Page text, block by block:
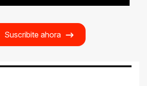
Suscribite ahora